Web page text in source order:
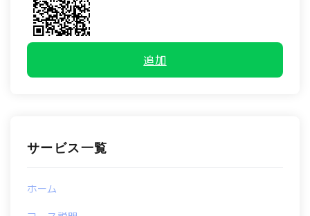
追加
サービス一覧
ホーム